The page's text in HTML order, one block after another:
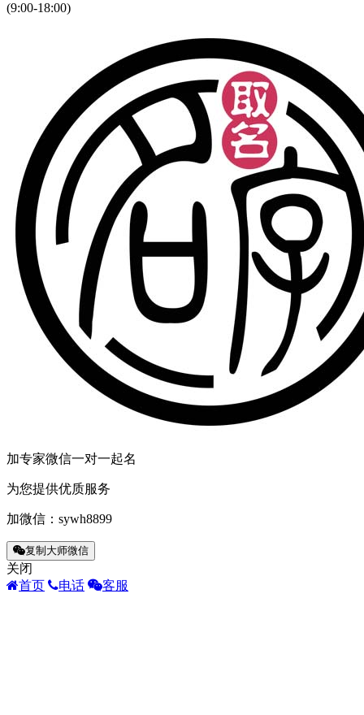
(9:00-18:00)
加专家微信一对一起名
为您提供优质服务
加微信： sywh8899
复制大师微信
关闭
首页
电话 客服